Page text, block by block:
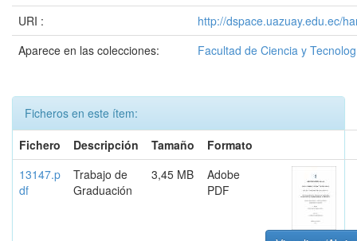
URI :
http://dspace.uazuay.edu.ec/
Aparece en las colecciones:
Facultad de Ciencia y
Ficheros en este ítem:
Fichero
Descripción Tamaño
Formato
13147.p
df
Trabajo de
Graduación
3,45 MB
Adobe
PDF